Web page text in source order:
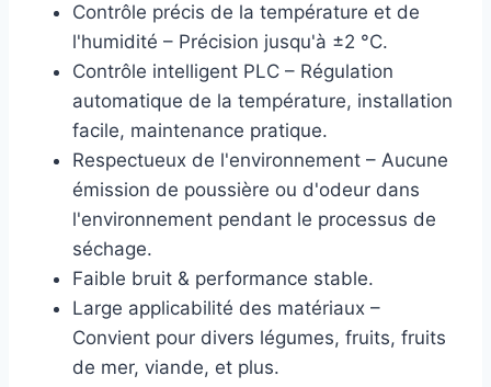
Contrôle précis de la température et de
l'humidité – Précision jusqu'à ±2 °C.
Contrôle intelligent PLC – Régulation
automatique de la température, installation
facile, maintenance pratique.
Respectueux de l'environnement – Aucune
émission de poussière ou d'odeur dans
l'environnement pendant le processus de
séchage.
Faible bruit & performance stable.
Large applicabilité des matériaux –
Convient pour divers légumes, fruits, fruits
de mer, viande, et plus.